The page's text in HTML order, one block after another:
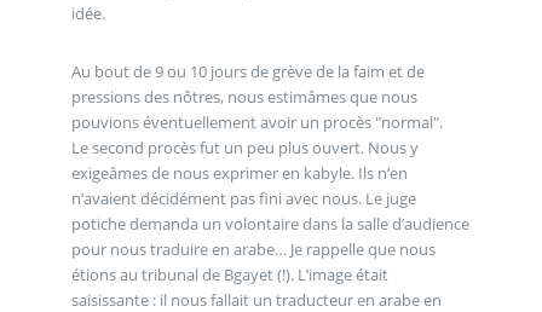
idée.
Au bout de 9 ou 10 jours de grève de la faim et de
pressions des nôtres, nous estimâmes que nous
pouvions éventuellement avoir un procès "normal".
Le second procès fut un peu plus ouvert. Nous y
exigeâmes de nous exprimer en kabyle. Ils n’en
n’avaient décidément pas fini avec nous. Le juge
potiche demanda un volontaire dans la salle d’audience
pour nous traduire en arabe… Je rappelle que nous
étions au tribunal de Bgayet (!). L’image était
saisissante : il nous fallait un traducteur en arabe en